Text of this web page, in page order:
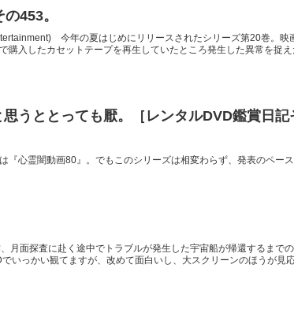
453。
今年の夏はじめにリリースされたシリーズ第20巻。映
購入したカセットテープを再生していたところ発生した異常を捉え
うととっても厭。［レンタルDVD鑑賞日記
『心霊闇動画80』。でもこのシリーズは相変わらず、発表のペー
月面探査に赴く途中でトラブルが発生した宇宙船が帰還するまで
いっかい観てますが、改めて面白いし、大スクリーンのほうが見